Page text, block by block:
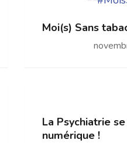
Moi(s) Sans
La Psychiatrie
numérique !